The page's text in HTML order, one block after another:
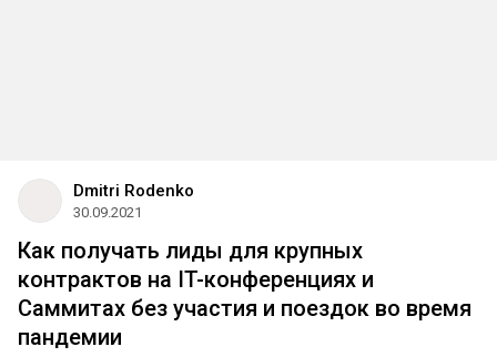
Dmitri Rodenko
30.09.2021
Как получать лиды для крупных
контрактов на IT-конференциях и
Саммитах без участия и поездок во время
пандемии